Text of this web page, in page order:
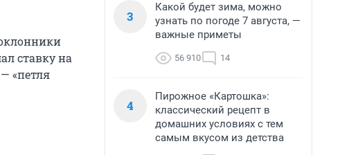
ставку на
«петля
3
Какой будет зима, можно
узнать по погоде 7 августа, —
важные приметы
56 910 14
4
Пирожное «Картошка»:
классический рецепт в
домашних условиях с тем
самым вкусом из детства